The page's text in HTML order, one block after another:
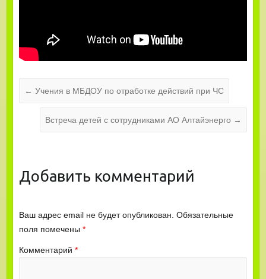
← Учения в МБДОУ по отработке действий при ЧС
Встреча детей с сотрудниками АО Алтайэнерго →
Добавить комментарий
Ваш адрес email не будет опубликован. Обязательные
поля помечены *
Комментарий *